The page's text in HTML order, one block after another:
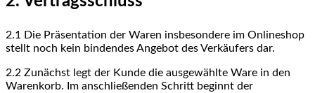
2.1 Die Präsentation der Waren insbesondere im Onlineshop
stellt noch kein bindendes Angebot des Verkäufers dar.
2.2 Zunächst legt der Kunde die ausgewählte Ware in den
Warenkorb. Im anschließenden Schritt beginnt der